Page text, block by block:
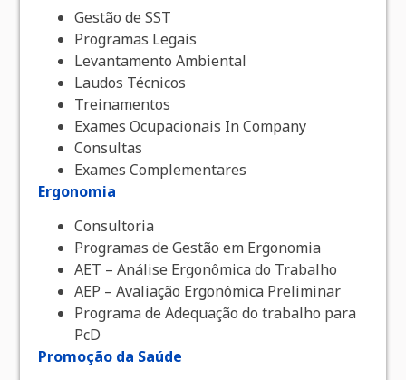
Gestão de SST
Programas Legais
Levantamento Ambiental
Laudos Técnicos
Treinamentos
Exames Ocupacionais In Company
Consultas
Exames Complementares
Ergonomia
Consultoria
Programas de Gestão em Ergonomia
AET – Análise Ergonômica do Trabalho
AEP – Avaliação Ergonômica Preliminar
Programa de Adequação do trabalho para
PcD
Promoção da Saúde